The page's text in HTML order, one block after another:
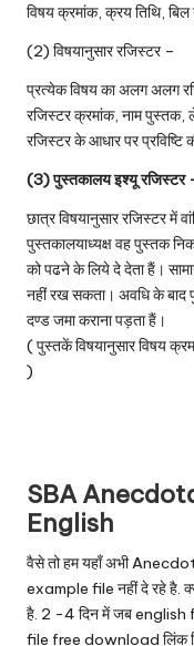
विषय क्रमांक, क्रय तिथि,
(2) विषयानुसार रजिस्टर –
प्रत्येक विषय का अलग अलग
रजिस्टर क्रमांक, नाम पुस्तक,
रजिस्टर के आधार पर प्रविष्टि
(3) पुस्तकालय इश्यू रजिस्टर
छात्र विषयानुसार रजिस्टर में
पुस्तकालयाध्यक्ष वह पुस्तक
को पढने के लिये दे देता हैं।
नहीं रख सकता। अवधि के बाद
दण्ड जमा कराना पड़ता हैं।
( पुस्तकें विषयानुसार विषय
)
SBA
English
वैसे तो हम यहाँ अभी
example file नहीं दे रहे है.
है. 2 -4 दिन में जब english
file free download लिंक